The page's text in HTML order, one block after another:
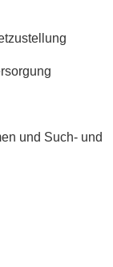
und Such- und